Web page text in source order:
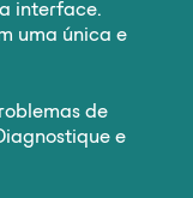
interface.
uma única e
de
e